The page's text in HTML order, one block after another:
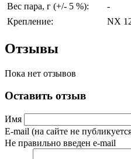
Вес пара, г (+/- 5 %):
-
Крепление:
NX
Отзывы
Пока нет отзывов
Оставить отзыв
Имя
E-mail (на сайте не
Не правильно введен e-mail